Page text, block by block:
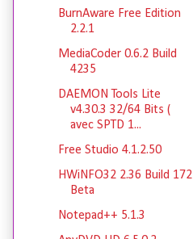
BurnAware Free Edition
2.2.1
MediaCoder 0.6.2 Build
4235
DAEMON Tools Lite
v4.30.3 32/64 Bits (
avec SPTD 1...
Free Studio 4.1.2.50
HWiNFO32 2.36 Build 172
Beta
Notepad++ 5.1.3